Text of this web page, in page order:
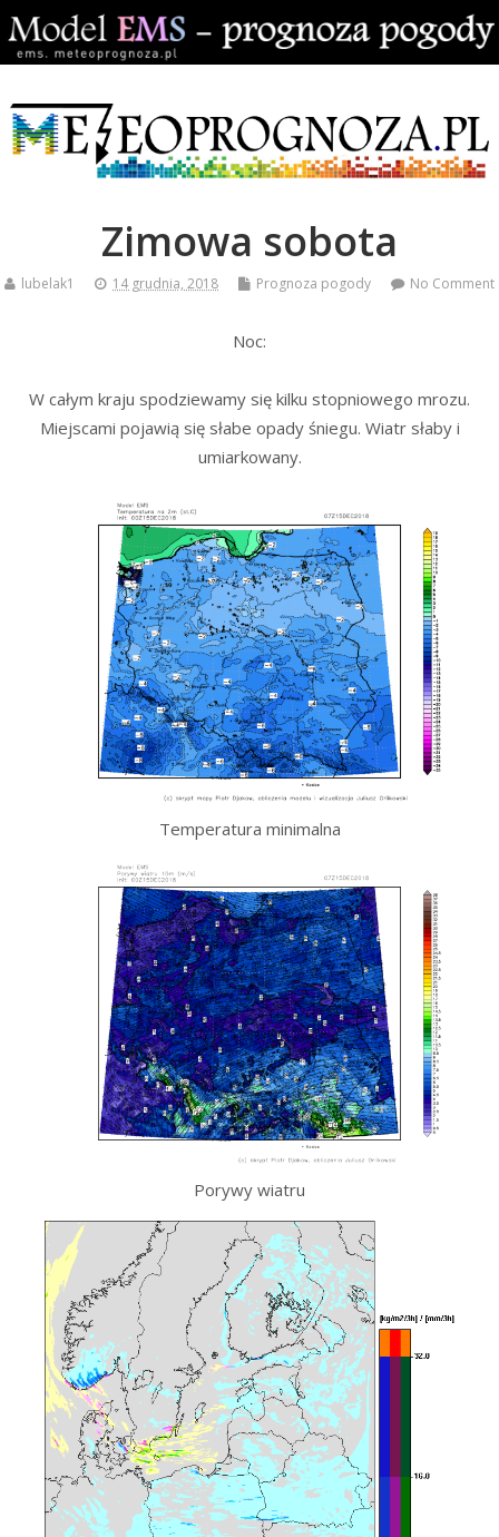
Zimowa sobota
lubelak1 14 grudnia, 2018 Prognoza pogody No Comment
Noc:
W całym kraju spodziewamy się kilku stopniowego mrozu.
Miejscami pojawią się słabe opady śniegu. Wiatr słaby i
umiarkowany.
Temperatura minimalna
Porywy wiatru